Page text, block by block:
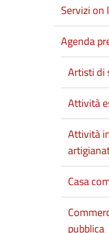
Servizi on
Agenda
Artisti di
Attività
Attività
Casa
pubblica